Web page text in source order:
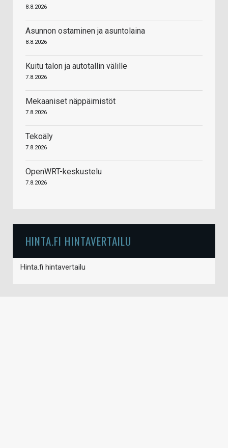
8.8.2026
Asunnon ostaminen ja asuntolaina
8.8.2026
Kuitu talon ja autotallin välille
7.8.2026
Mekaaniset näppäimistöt
7.8.2026
Tekoäly
7.8.2026
OpenWRT-keskustelu
7.8.2026
HINTA.FI HINTAVERTAILU
Hinta.fi hintavertailu